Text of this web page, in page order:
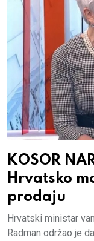
KOSOR
Hrvatsko
prodaju
Hrvatski ministar
Radman održao je